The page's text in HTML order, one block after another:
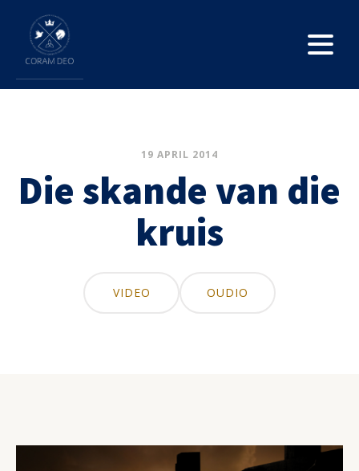
19 APRIL 2014
Die skande van die
kruis
VIDEO OUDIO